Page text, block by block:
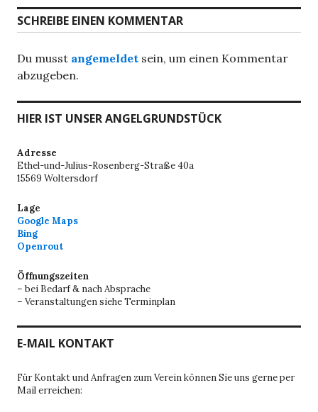
SCHREIBE EINEN KOMMENTAR
Du musst angemeldet sein, um einen Kommentar
abzugeben.
HIER IST UNSER ANGELGRUNDSTÜCK
Adresse
Ethel-und-Julius-Rosenberg-Straße 40a
15569 Woltersdorf
Lage
Google Maps
Bing
Openrout
Öffnungszeiten
– bei Bedarf & nach Absprache
– Veranstaltungen siehe Terminplan
E-MAIL KONTAKT
Für Kontakt und Anfragen zum Verein können Sie uns gerne per
Mail erreichen: